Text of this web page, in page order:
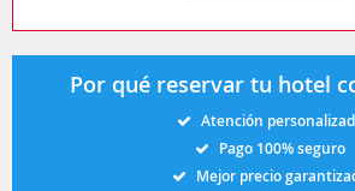
Por qué reservar tu hotel
Atención
Pago 100% seguro
Mejor precio